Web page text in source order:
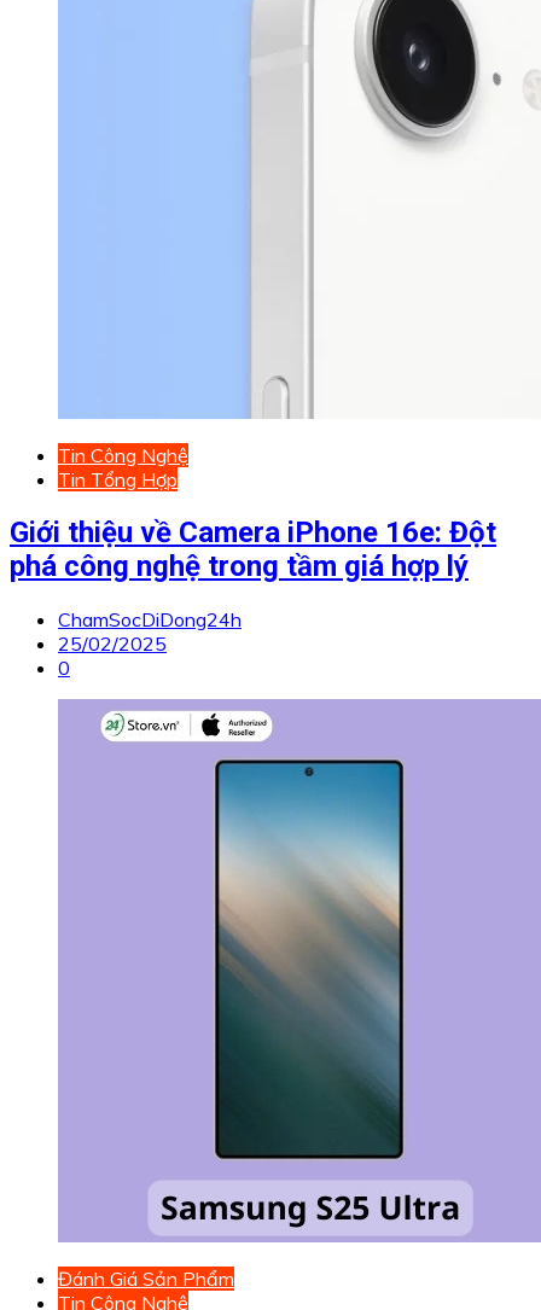
Tin Công Nghệ
Tin Tổng Hợp
Giới thiệu về Camera iPhone 16e: Đột
phá công nghệ trong tầm giá hợp lý
ChamSocDiDong24h
25/02/2025
0
Đánh Giá Sản Phẩm
Tin Công Nghệ